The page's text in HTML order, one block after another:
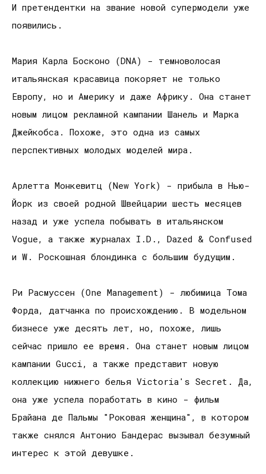
И претендентки на звание новой супермодели уже
появились.
Мария Карла Босконо (DNA) - темноволосая
итальянская красавица покоряет не только
Европу, но и Америку и даже Африку. Она станет
новым лицом рекламной кампании Шанель и Марка
Джейкобса. Похоже, это одна из самых
перспективных молодых моделей мира.
Арлетта Монкевитц (New York) - прибыла в Нью-
Йорк из своей родной Швейцарии шесть месяцев
назад и уже успела побывать в итальянском
Vogue, а также журналах I.D., Dazed & Confused
и W. Роскошная блондинка с большим будущим.
Ри Расмуссен (One Management) - любимица Тома
Форда, датчанка по происхождению. В модельном
бизнесе уже десять лет, но, похоже, лишь
сейчас пришло ее время. Она станет новым лицом
кампании Gucci, а также представит новую
коллекцию нижнего белья Victoria's Secret. Да,
она уже успела поработать в кино - фильм
Брайана де Пальмы "Роковая женщина", в котором
также снялся Антонио Бандерас вызывал безумный
интерес к этой девушке.